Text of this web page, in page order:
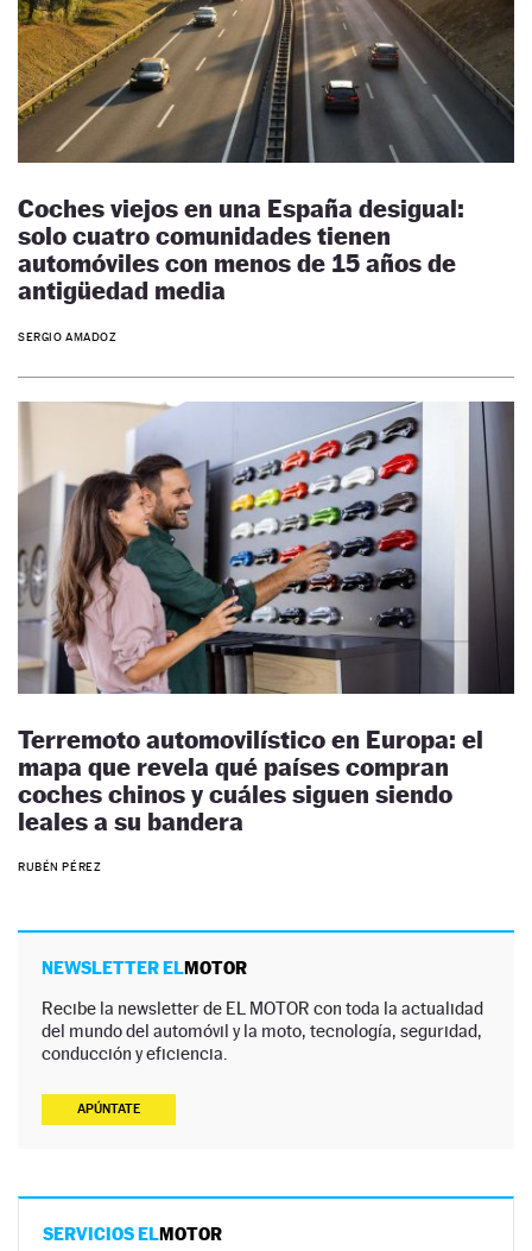
Coches viejos en una España desigual:
solo cuatro comunidades tienen
automóviles con menos de 15 años de
antigüedad media
SERGIO AMADOZ
Terremoto automovilístico en Europa: el
mapa que revela qué países compran
coches chinos y cuáles siguen siendo
leales a su bandera
RUBÉN PÉREZ
NEWSLETTER ELMOTOR
Recibe la newsletter de EL MOTOR con toda la actualidad
del mundo del automóvil y la moto, tecnología, seguridad,
conducción y eficiencia.
APÚNTATE
SERVICIOS ELMOTOR